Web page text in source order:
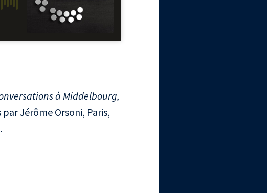
à Middelbourg,
Jérôme Orsoni, Paris,